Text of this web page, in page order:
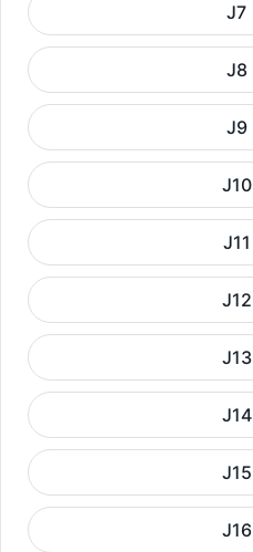
J7
J8
J9
J10
J11
J12
J13
J14
J15
J16